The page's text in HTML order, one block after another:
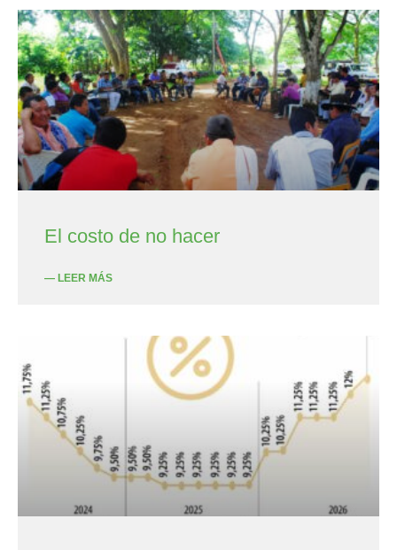
El costo de no hacer
— LEER MÁS